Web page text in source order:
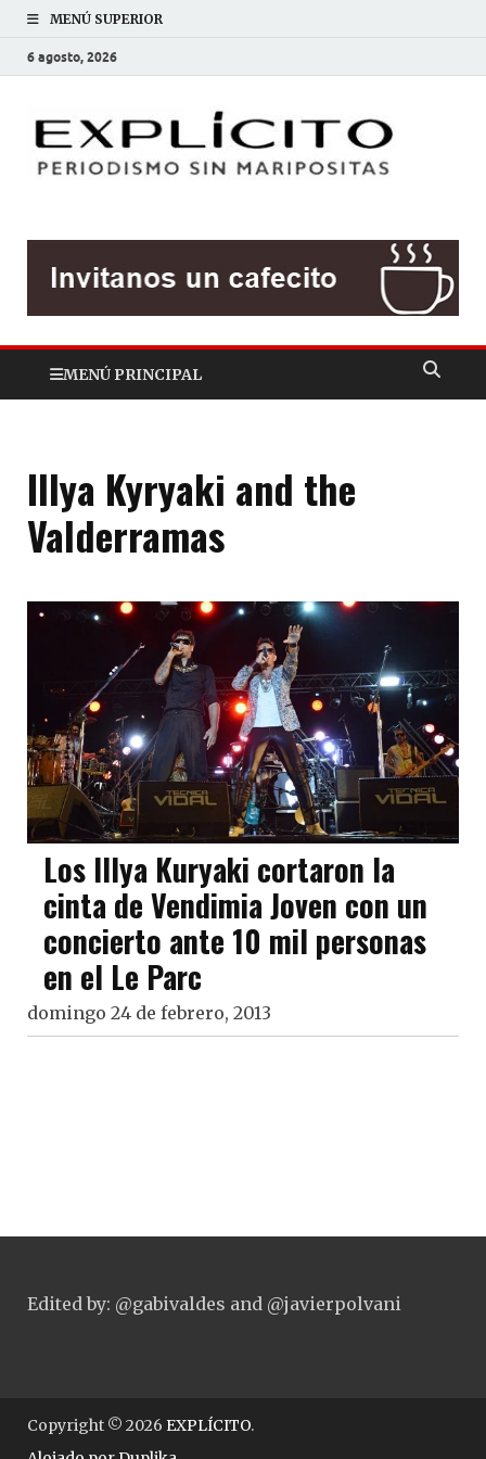
MENÚ SUPERIOR
6 agosto, 2026
MENÚ PRINCIPAL
Illya Kyryaki and the
Valderramas
Los Illya Kuryaki cortaron la
cinta de Vendimia Joven con un
concierto ante 10 mil personas
en el Le Parc
domingo 24 de febrero, 2013
Edited by: @gabivaldes and @javierpolvani
Copyright © 2026 EXPLÍCITO.